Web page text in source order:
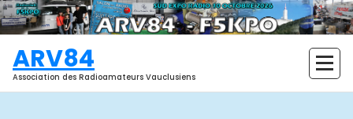
Aller
au
contenu
ARV84
Association des Radioamateurs Vauclusiens